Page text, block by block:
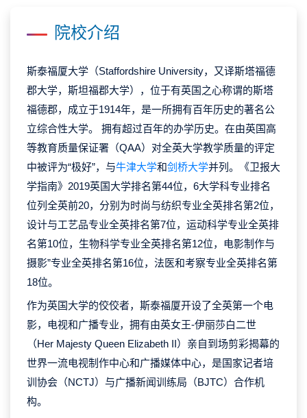
院校介绍
斯泰福厦大学（Staffordshire University，又译斯塔福德
郡大学，斯坦福郡大学），位于有英国之心称谓的斯塔
福德郡，成立于1914年，是一所拥有百年历史的著名公
立综合性大学。 拥有超过百年的办学历史。在由英国高
等教育质量保证署（QAA）对全英大学教学质量的评定
中被评为“极好”，与牛津大学和剑桥大学并列。《卫报大
学指南》2019英国大学排名第44位，6大学科专业排名
位列全英前20，分别为时尚与纺织专业全英排名第2位，
设计与工艺品专业全英排名第7位，运动科学专业全英排
名第10位，生物科学专业全英排名第12位，电影制作与
摄影”专业全英排名第16位，法医和考察专业全英排名第
18位。
作为英国大学的佼佼者，斯泰福厦开设了全英第一个电
影，电视和广播专业，拥有由英女王-伊丽莎白二世
（Her Majesty Queen Elizabeth II）亲自到场剪彩揭幕的
世界一流电视制作中心和广播媒体中心，是国家记者培
训协会（NCTJ）与广播新闻训练局（BJTC）合作机
构。